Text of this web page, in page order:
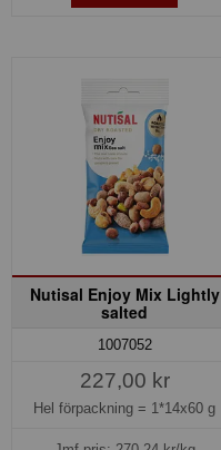
Nutisal Enjoy Mix Lightly
salted
1007052
227,00 kr
Hel förpackning = 1*14x60 g